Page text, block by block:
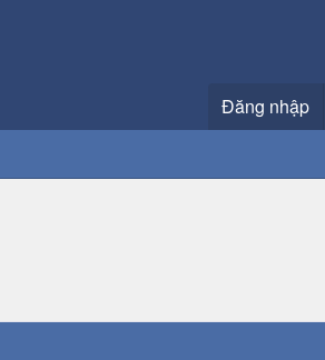
Đăng nhập